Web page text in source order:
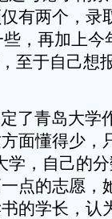
有两个，录
，再加上今
至于自己想
青岛大学
面懂得少，
学，自己的
点的志愿，
的学长，认